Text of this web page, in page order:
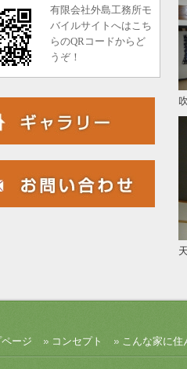
有限会社外島工務所モ
バイルサイトへはこち
らのQRコードからど
うぞ！
ページ コンセプト こんな家に住